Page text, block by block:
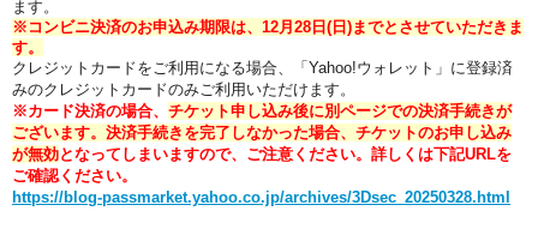
ます。
※コンビニ決済のお申込み期限は、12月28日(日)までとさせていただきま
す。
クレジットカードをご利用になる場合、「Yahoo!ウォレット」に登録済
みのクレジットカードのみご利用いただけます。
※カード決済の場合、 チケット申し込み後に別ページでの決済手続きが
ございます。 決済手続きを完了しなかった場合、チケットのお申し込み
が無効となってしまいますので、ご注意 ください。 詳しくは下記URLを
ご確認ください。
https://blog-passmarket.yahoo.co.jp/archives/3Dsec_20250328.html